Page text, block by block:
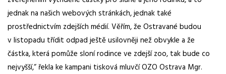
jednak na našich webových stránkách, jednak také
prostřednictvím zdejších médií. Věřím, že Ostravané budou
v listopadu třídit odpad ještě usilovněji než obvykle a že
částka, která pomůže sloní rodince ve zdejší zoo, tak bude co
nejvyšší,“ řekla ke kampani tisková mluvčí OZO Ostrava Mgr.